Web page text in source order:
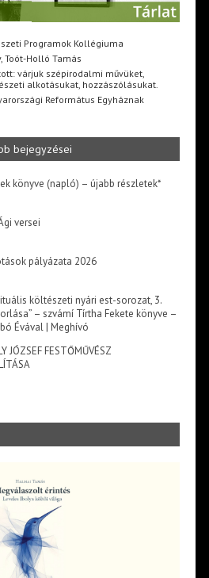
Programok Kollégiuma
Toót-Holló Tamás
várjuk szépirodalmi művüket,
alkotásukat, hozzászólásukat.
Református Egyháznak
bejegyzései
könyve (napló) – újabb részletek*
versei
pályázata 2026
költészeti nyári est-sorozat, 3.
– szvámí Tírtha Fekete könyve –
Évával | Meghívó
JÓZSEF FESTŐMŰVÉSZ